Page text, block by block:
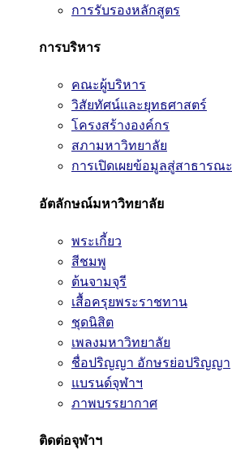
การรับรองหลักสูตร
การบริหาร
คณะผู้บริหาร
วิสัยทัศน์และยุทธศาสตร์
โครงสร้างองค์กร
สภามหาวิทยาลัย
การเปิดเผยข้อมูลสู่สาธารณะ
อัตลักษณ์มหาวิทยาลัย
พระเกี้ยว
สีชมพู
ต้นจามจุรี
เสื้อครุยพระราชทาน
ชุดนิสิต
เพลงมหาวิทยาลัย
ชื่อปริญญา อักษรย่อปริญญา
แบรนด์จุฬาฯ
ภาพบรรยากาศ
ติดต่อจุฬาฯ